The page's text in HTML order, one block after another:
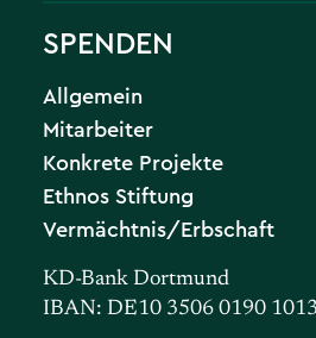
SPENDEN
Allgemein
Mitarbeiter
Konkrete Projekte
Ethnos Stiftung
Vermächtnis/Erbschaft
KD-Bank Dortmund
IBAN: DE10 3506 0190